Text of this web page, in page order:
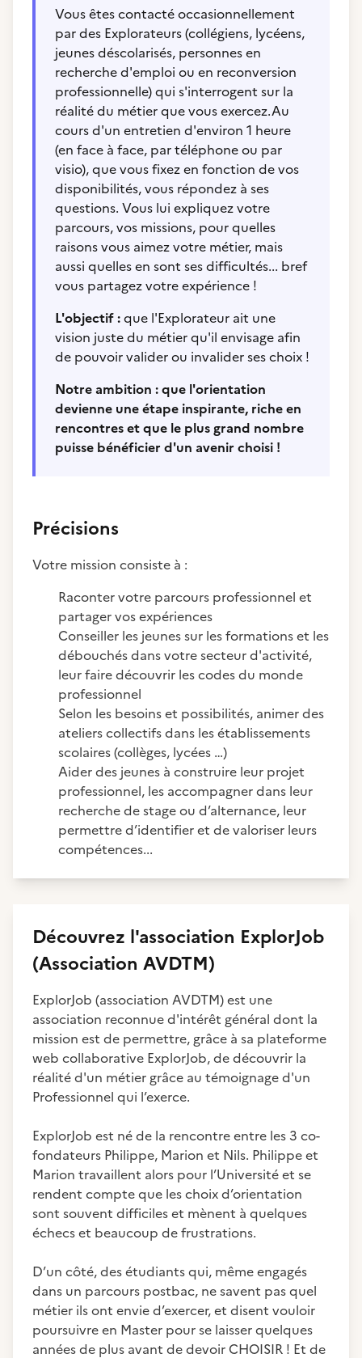
Vous êtes contacté occasionnellement
par des Explorateurs (collégiens, lycéens,
jeunes déscolarisés, personnes en
recherche d'emploi ou en reconversion
professionnelle) qui s'interrogent sur la
réalité du métier que vous exercez.Au
cours d'un entretien d'environ 1 heure
(en face à face, par téléphone ou par
visio), que vous fixez en fonction de vos
disponibilités, vous répondez à ses
questions. Vous lui expliquez votre
parcours, vos missions, pour quelles
raisons vous aimez votre métier, mais
aussi quelles en sont ses difficultés... bref
vous partagez votre expérience !
L'objectif :que l'Explorateur ait une
vision juste du métier qu'il envisage afin
de pouvoir valider ou invalider ses choix !
Notre ambition : que l'orientation
devienne une étape inspirante, riche en
rencontres et que le plus grand nombre
puisse bénéficier d'un avenir choisi !
Précisions
Votre mission consiste à :
Raconter votre parcours professionnel et
partager vos expériences
Conseiller les jeunes sur les formations et les
débouchés dans votre secteur d'activité,
leur faire découvrir les codes du monde
professionnel
Selon les besoins et possibilités, animer des
ateliers collectifs dans les établissements
scolaires (collèges, lycées …)
Aider des jeunes à construire leur projet
professionnel, les accompagner dans leur
recherche de stage ou d’alternance, leur
permettre d’identifier et de valoriser leurs
compétences...
Découvrez l'association ExplorJob
(Association AVDTM)
ExplorJob (association AVDTM) est une
association reconnue d'intérêt général dont la
mission est de permettre, grâce à sa plateforme
web collaborative ExplorJob, de découvrir la
réalité d'un métier grâce au témoignage d'un
Professionnel qui l’exerce.
ExplorJob est né de la rencontre entre les 3 co-
fondateurs Philippe, Marion et Nils. Philippe et
Marion travaillent alors pour l’Université et se
rendent compte que les choix d’orientation
sont souvent difficiles et mènent à quelques
échecs et beaucoup de frustrations.
D’un côté, des étudiants qui, même engagés
dans un parcours postbac, ne savent pas quel
métier ils ont envie d’exercer, et disent vouloir
poursuivre en Master pour se laisser quelques
années de plus avant de devoir CHOISIR ! Et de